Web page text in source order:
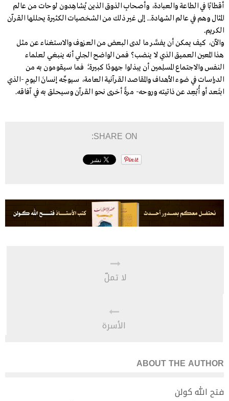
أقطابًا في الطاعة والعبادة، وأصحابِ الذوق الذين يُشاهِدون لوحات من عالم
المثال وهم في عالم الشهادة.. إلى غير ذلك من الشخصيات الكثيرة يحللها القرآن
الكريم.
والآن، كيف يمكن أن يفسَّر ما لدى البعض من العزوف والاستغناء عن مثل
هذا المَعين العميق الذي لا ينضب؟ فمن الواضح الجلي أنه ينبغي لعلماء
النفس والاجتماع المسلِمين أن يبذلوا جهودًا كبيرة؛ فما سيقومون به من
الدراسات في ضوء الأهداف والمقاصد القرآنية العامة، سيوجِّه إنسانَ اليومِ -الذي
ابتَعد أو أُبْعِد عن ذاتيته وروحه- مرةً أخرى نحو القرآن وسيحلق به في آفاقه.
SHARE ON:
لا تملّ
الأسرة
ABOUT THE AUTHOR
فتح الله كولن